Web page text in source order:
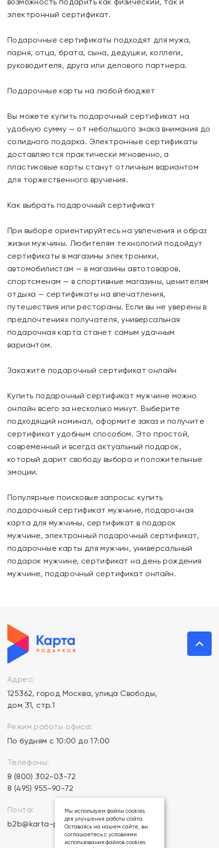
электронный сертификат.
Подарочные сертификаты подходят для мужа,
парня, отца, брата, сына, дедушки, коллеги,
руководителя, друга или делового партнера.
Подарочные карты на любой бюджет
Вы можете купить подарочный сертификат на
удобную сумму — от небольшого знака внимания до
солидного подарка. Электронные сертификаты
доставляются практически мгновенно, а
пластиковые карты станут отличным вариантом
для торжественного вручения.
Как выбрать подарочный сертификат
При выборе ориентируйтесь на увлечения и образ
жизни мужчины. Любителям технологий подойдут
сертификаты в магазины электроники,
автомобилистам — в магазины автотоваров,
спортсменам — в спортивные магазины, ценителям
отдыха — сертификаты на впечатления,
путешествия или рестораны. Если вы не уверены в
предпочтениях получателя, универсальная
подарочная карта станет самым удачным
вариантом.
Закажите подарочный сертификат онлайн
Купить подарочный сертификат мужчине можно
онлайн всего за несколько минут. Выберите
подходящий номинал, оформите заказ и получите
сертификат удобным способом. Это простой,
современный и всегда актуальный подарок,
который дарит свободу выбора и положительные
эмоции.
Популярные поисковые запросы: купить
подарочный сертификат мужчине, подарочная
карта для мужчины, сертификат в подарок
мужчине, электронный подарочный сертификат,
подарочные карты для мужчин, универсальный
подарок мужчине, сертификат на день рождения
мужчине, подарочный сертификат онлайн.
Адрес:
125362, город Москва, улица Свободы,
дом 31, стр.1
Режим работы офиса:
По будням с 10:00 до 17:00
Телефоны:
8 (800) 302-03-72
8 (495) 955-90-72
Почта:
b2b@karta-podarkov.ru
Мы используем файлы cookies
для улучшения работы сайта.
Оставаясь на нашем сайте, вы
соглашаетесь с условиями
использования файлов cookies.